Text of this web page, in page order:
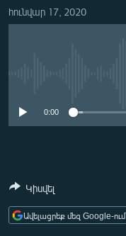
ՏՆՏԵՍՈՒԹՅՈՒՆ
ՄԻՋԱԶԳԱՅԻՆ
ՄԵԿՆԱԲԱՆՈՒԹՅՈՒՆ
ՏՏ ԵՒ ԻՆՏԵՐՆԵՏ
հունվար 17, 2020
0:00
Կիսվել
Ավելացրեք մեզ Google-ում